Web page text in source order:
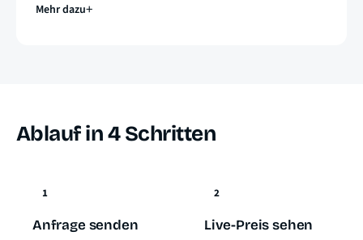
Mehr dazu
Ablauf in 4 Schritten
1
Anfrage senden
2
Live-Preis sehen